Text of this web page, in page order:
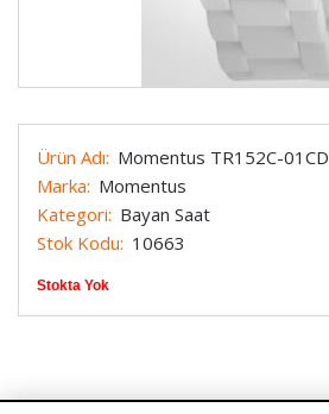
Ürün Adı: Momentus TR152C-01CD
Marka: Momentus
Kategori: Bayan Saat
Stok Kodu: 10663
Stokta Yok